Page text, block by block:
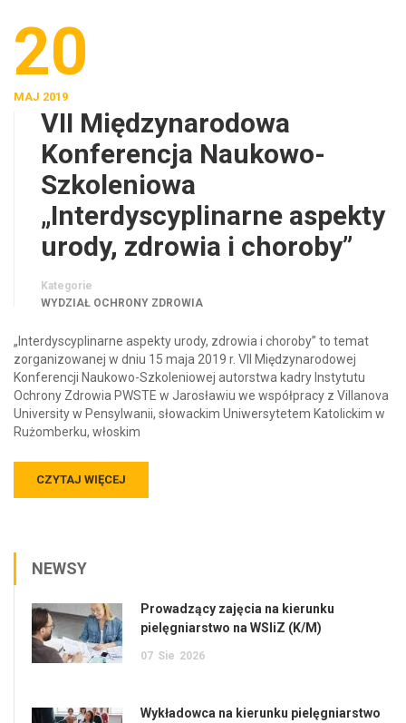
20
MAJ 2019
VII Międzynarodowa
Konferencja Naukowo-
Szkoleniowa
„Interdyscyplinarne aspekty
urody, zdrowia i choroby”
Kategorie
WYDZIAŁ OCHRONY ZDROWIA
„Interdyscyplinarne aspekty urody, zdrowia i choroby” to temat
zorganizowanej w dniu 15 maja 2019 r. VII Międzynarodowej
Konferencji Naukowo-Szkoleniowej autorstwa kadry Instytutu
Ochrony Zdrowia PWSTE w Jarosławiu we współpracy z Villanova
University w Pensylwanii, słowackim Uniwersytetem Katolickim w
Rużomberku, włoskim
CZYTAJ WIĘCEJ
NEWSY
Prowadzący zajęcia na kierunku
pielęgniarstwo na WSIiZ (K/M)
07 Sie 2026
Wykładowca na kierunku pielęgniarstwo